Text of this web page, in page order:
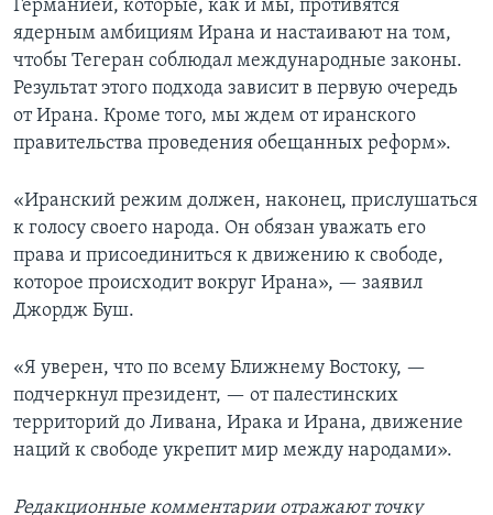
Германией, которые, как и мы, противятся
ядерным амбициям Ирана и настаивают на том,
чтобы Тегеран соблюдал международные законы.
Результат этого подхода зависит в первую очередь
от Ирана. Кроме того, мы ждем от иранского
правительства проведения обещанных реформ».
«Иранский режим должен, наконец, прислушаться
к голосу своего народа. Он обязан уважать его
права и присоединиться к движению к свободе,
которое происходит вокруг Ирана», — заявил
Джордж Буш.
«Я уверен, что по всему Ближнему Востоку, —
подчеркнул президент, — от палестинских
территорий до Ливана, Ирака и Ирана, движение
наций к свободе укрепит мир между народами».
Редакционные комментарии отражают точку